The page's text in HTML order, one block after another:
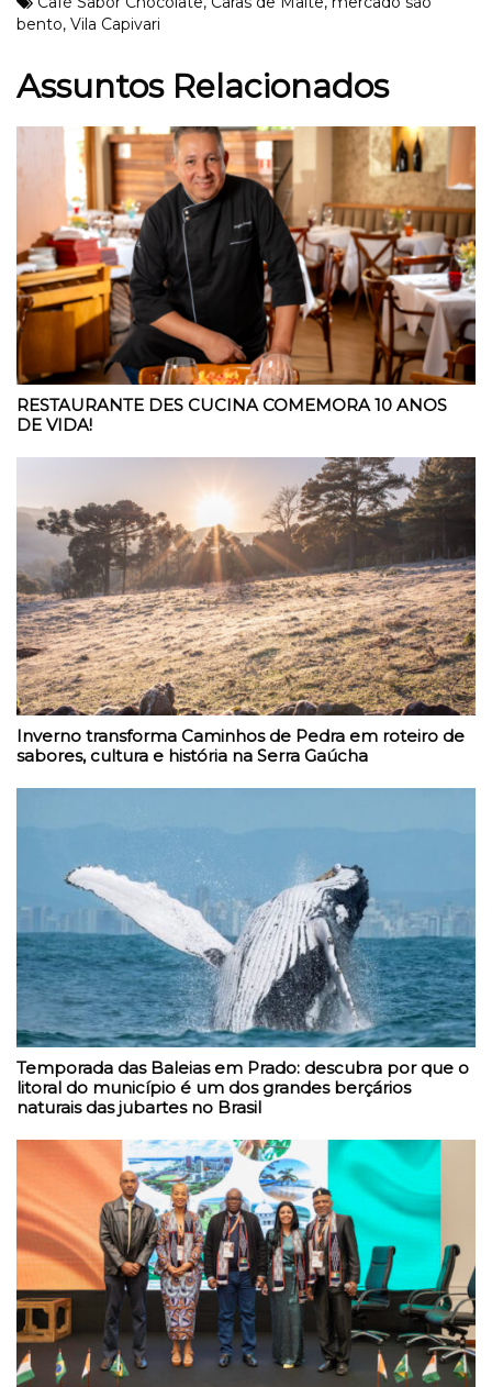
bento, Vila Capivari
Assuntos Relacionados
RESTAURANTE DES CUCINA COMEMORA 10 ANOS
DE VIDA!
Inverno transforma Caminhos de Pedra em roteiro de
sabores, cultura e história na Serra Gaúcha
Temporada das Baleias em Prado: descubra por que o
litoral do município é um dos grandes berçários
naturais das jubartes no Brasil